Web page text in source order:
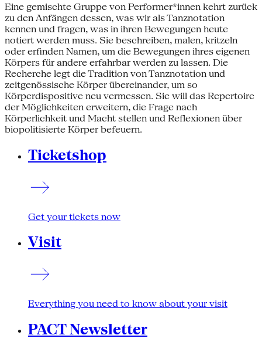
Eine gemischte Gruppe von Performer*innen kehrt zurück
zu den Anfängen dessen, was wir als Tanznotation
kennen und fragen, was in ihren Bewegungen heute
notiert werden muss. Sie beschreiben, malen, kritzeln
oder erfinden Namen, um die Bewegungen ihres eigenen
Körpers für andere erfahrbar werden zu lassen. Die
Recherche legt die Tradition von Tanznotation und
zeitgenössische Körper übereinander, um so
Körperdispositive neu vermessen. Sie will das Repertoire
der Möglichkeiten erweitern, die Frage nach
Körperlichkeit und Macht stellen und Reflexionen über
biopolitisierte Körper befeuern.
Ticketshop
Get your tickets now
Visit
Everything you need to know about your visit
PACT Newsletter